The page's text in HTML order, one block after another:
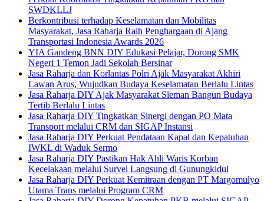
SWDKLLJ
Berkontribusi terhadap Keselamatan dan Mobilitas
Masyarakat, Jasa Raharja Raih Penghargaan di Ajang
Transportasi Indonesia Awards 2026
YIA Gandeng BNN DIY Edukasi Pelajar, Dorong SMK
Negeri 1 Temon Jadi Sekolah Bersinar
Jasa Raharja dan Korlantas Polri Ajak Masyarakat Akhiri
Lawan Arus, Wujudkan Budaya Keselamatan Berlalu Lintas
Jasa Raharja DIY Ajak Masyarakat Sleman Bangun Budaya
Tertib Berlalu Lintas
Jasa Raharja DIY Tingkatkan Sinergi dengan PO Mata
Transport melalui CRM dan SIGAP Instansi
Jasa Raharja DIY Perkuat Pendataan Kapal dan Kepatuhan
IWKL di Waduk Sermo
Jasa Raharja DIY Pastikan Hak Ahli Waris Korban
Kecelakaan melalui Survei Langsung di Gunungkidul
Jasa Raharja DIY Perkuat Kemitraan dengan PT Margomulyo
Utama Trans melalui Program CRM